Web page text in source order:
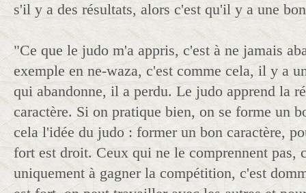
s'il y a des résultats, alors c'est qu'il y a une
"Ce que le judo m'a appris, c'est à ne jamais
exemple en ne-waza, c'est comme cela, il y a
qui abandonne, il a perdu. Le judo apprend la
caractère. Si on pratique bien, on se forme un
cela l'idée du judo : former un bon caractère,
fort est droit. Ceux qui ne le comprennent pas,
uniquement à gagner la compétition, c'est